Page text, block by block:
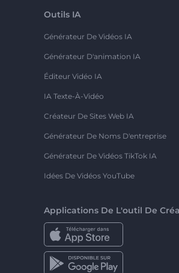
Outils IA
Générateur De Vidéos IA
Générateur D'animation IA
Éditeur Vidéo IA
IA Texte-À-Vidéo
Créateur De Sites Web IA
Générateur De Noms D'entreprise
Générateur De Vidéos TikTok IA
Idées De Vidéos YouTube
Applications De L'outil De